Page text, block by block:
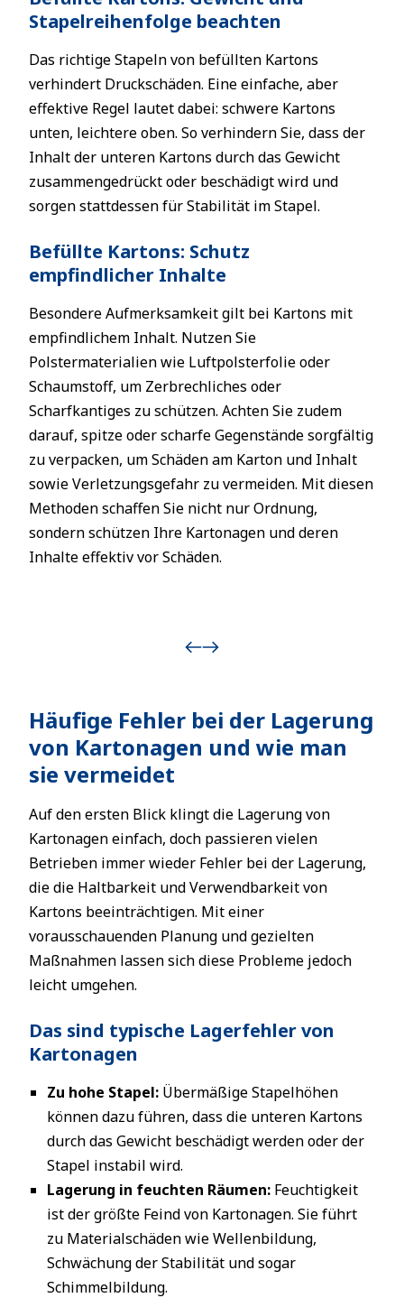
Stapelreihenfolge beachten
Das richtige Stapeln von befüllten Kartons
verhindert Druckschäden. Eine einfache, aber
effektive Regel lautet dabei: schwere Kartons
unten, leichtere oben. So verhindern Sie, dass der
Inhalt der unteren Kartons durch das Gewicht
zusammengedrückt oder beschädigt wird und
sorgen stattdessen für Stabilität im Stapel.
Befüllte Kartons: Schutz
empfindlicher Inhalte
Besondere Aufmerksamkeit gilt bei Kartons mit
empfindlichem Inhalt. Nutzen Sie
Polstermaterialien wie Luftpolsterfolie oder
Schaumstoff, um Zerbrechliches oder
Scharfkantiges zu schützen. Achten Sie zudem
darauf, spitze oder scharfe Gegenstände sorgfältig
zu verpacken, um Schäden am Karton und Inhalt
sowie Verletzungsgefahr zu vermeiden. Mit diesen
Methoden schaffen Sie nicht nur Ordnung,
sondern schützen Ihre Kartonagen und deren
Inhalte effektiv vor Schäden.
Häufige Fehler bei der Lagerung
von Kartonagen und wie man
sie vermeidet
Auf den ersten Blick klingt die Lagerung von
Kartonagen einfach, doch passieren vielen
Betrieben immer wieder Fehler bei der Lagerung,
die die Haltbarkeit und Verwendbarkeit von
Kartons beeinträchtigen. Mit einer
vorausschauenden Planung und gezielten
Maßnahmen lassen sich diese Probleme jedoch
leicht umgehen.
Das sind typische Lagerfehler von
Kartonagen
Zu hohe Stapel: Übermäßige Stapelhöhen
können dazu führen, dass die unteren Kartons
durch das Gewicht beschädigt werden oder der
Stapel instabil wird.
Lagerung in feuchten Räumen: Feuchtigkeit
ist der größte Feind von Kartonagen. Sie führt
zu Materialschäden wie Wellenbildung,
Schwächung der Stabilität und sogar
Schimmelbildung.